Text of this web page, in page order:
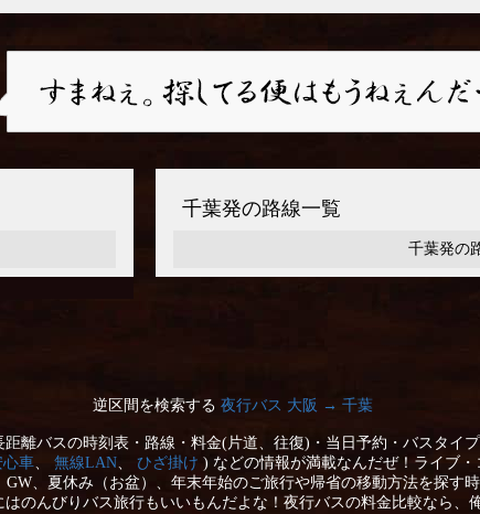
千葉発の路線一覧
千葉発の
逆区間を検索する 夜行バス 大阪 → 千葉
離バスの時刻表・路線・料金(片道、往復)・当日予約・バスタイ
心車、 無線LAN、 ひざ掛け ) などの情報が満載なんだぜ！ライブ
GW、夏休み（お盆）、年末年始のご旅行や帰省の移動方法を探す
のんびりバス旅行もいいもんだよな！夜行バスの料金比較なら、